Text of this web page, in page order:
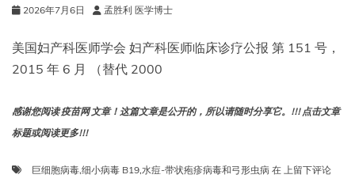
2026年7月6日 孟胜利 医学博士
美国妇产科医师学会 妇产科医师临床诊疗公报 第 151 号，
2015 年 6 月 （替代 2000
感谢您阅读 疫苗网 文章！这篇文章是公开的，所以请随时分享它。!!! 点击文章
标题或阅读更多!!!
巨细胞病毒,细小病毒 B19,水痘-带状疱疹病毒和弓形虫病 在 妊
上留下评论